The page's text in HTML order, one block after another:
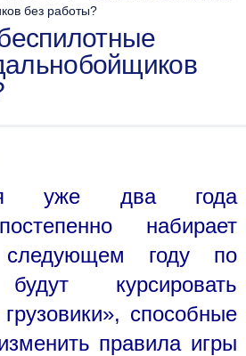
без работы?
уже два года
набирает
году по
курсировать
способные
правила игры